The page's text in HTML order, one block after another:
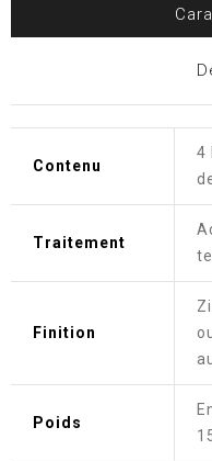
Contenu
4
Traitement
Finition
Poids